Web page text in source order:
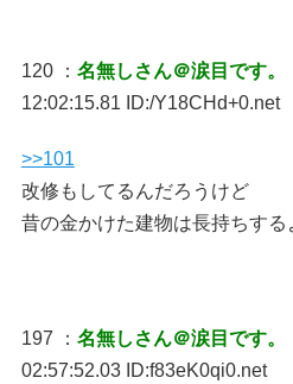
120 ： 名無しさん＠涙目です。
12:02:15.81 ID:/Y18CHd+0.net
>>101
改修もしてるんだろうけど
昔の金かけた建物は長持ちする
197 ： 名無しさん＠涙目です。
02:57:52.03 ID:f83eK0qi0.net